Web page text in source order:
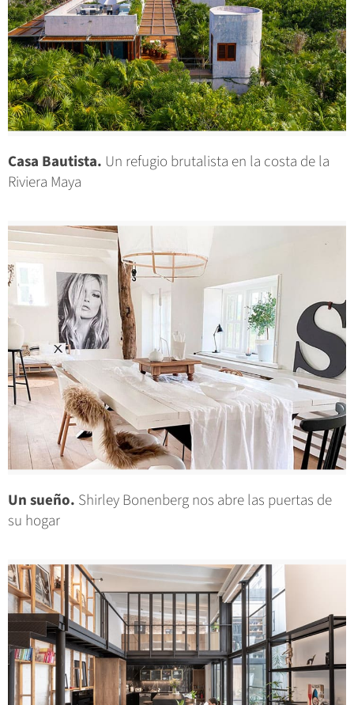
Casa Bautista. Un refugio brutalista en la costa de la
Riviera Maya
Un sueño. Shirley Bonenberg nos abre las puertas de
su hogar